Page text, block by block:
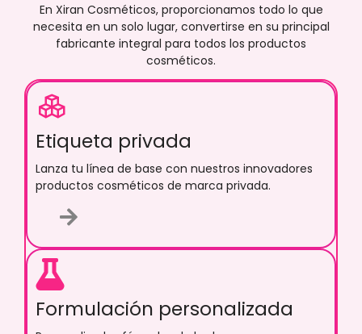
En Xiran Cosméticos, proporcionamos todo lo que
necesita en un solo lugar, convertirse en su principal
fabricante integral para todos los productos
cosméticos.
Etiqueta privada
Lanza tu línea de base con nuestros innovadores
productos cosméticos de marca privada.
Formulación personalizada